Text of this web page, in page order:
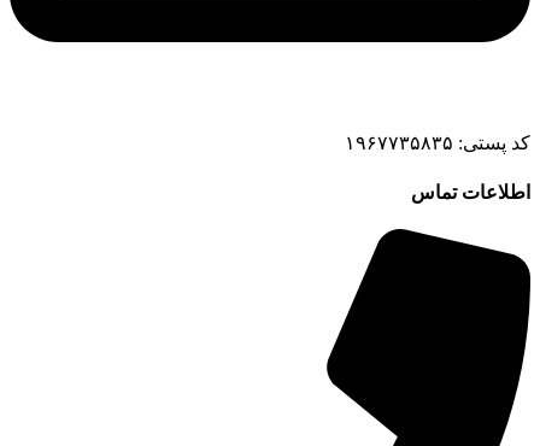
کد پستی: ۱۹۶۷۷۳۵۸۳۵
اطلاعات تماس